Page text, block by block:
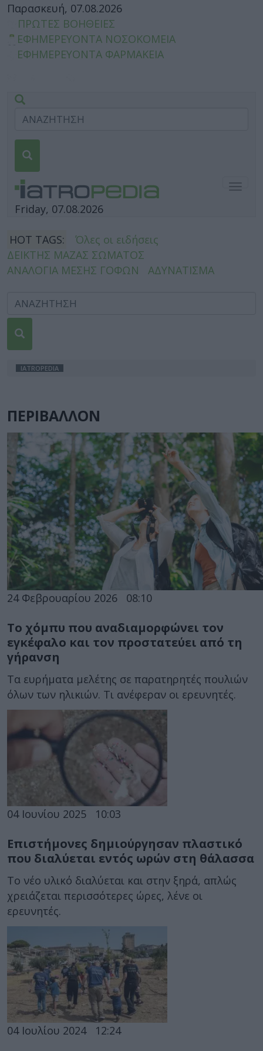
Παρασκευή, 07.08.2026
ΠΡΩΤΕΣ ΒΟΗΘΕΙΕΣ
ΕΦΗΜΕΡΕΥΟΝΤΑ ΝΟΣΟΚΟΜΕΙΑ
ΕΦΗΜΕΡΕΥΟΝΤΑ ΦΑΡΜΑΚΕΙΑ
Friday, 07.08.2026
HOT TAGS:
Όλες οι ειδήσεις
ΔΕΙΚΤΗΣ ΜΑΖΑΣ ΣΩΜΑΤΟΣ
ΑΝΑΛΟΓΙΑ ΜΕΣΗΣ ΓΟΦΩΝ
ΑΔΥΝΑΤΙΣΜΑ
IATROPEDIA
ΠΕΡΙΒΑΛΛΟΝ
24 Φεβρουαρίου 2026 08:10
Το χόμπυ που αναδιαμορφώνει τον
εγκέφαλο και τον προστατεύει από τη
γήρανση
Τα ευρήματα μελέτης σε παρατηρητές πουλιών
όλων των ηλικιών. Τι ανέφεραν οι ερευνητές.
04 Ιουνίου 2025 10:03
Επιστήμονες δημιούργησαν πλαστικό
που διαλύεται εντός ωρών στη θάλασσα
Το νέο υλικό διαλύεται και στην ξηρά, απλώς
χρειάζεται περισσότερες ώρες, λένε οι
ερευνητές.
04 Ιουλίου 2024 12:24